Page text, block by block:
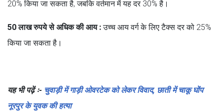
20% किया जा सकता है, जबकि वर्तमान में यह दर 30% है।
50 लाख रुपये से अधिक की आय :उच्च आय वर्ग के लिए टैक्स दर को 25%
किया जा सकता है।
यह भी पढ़ें ः- चुवाड़ी में गाड़ी ओवरटेक को लेकर विवाद, छाती में चाकू घोंप
नूरपुर के युवक की हत्या